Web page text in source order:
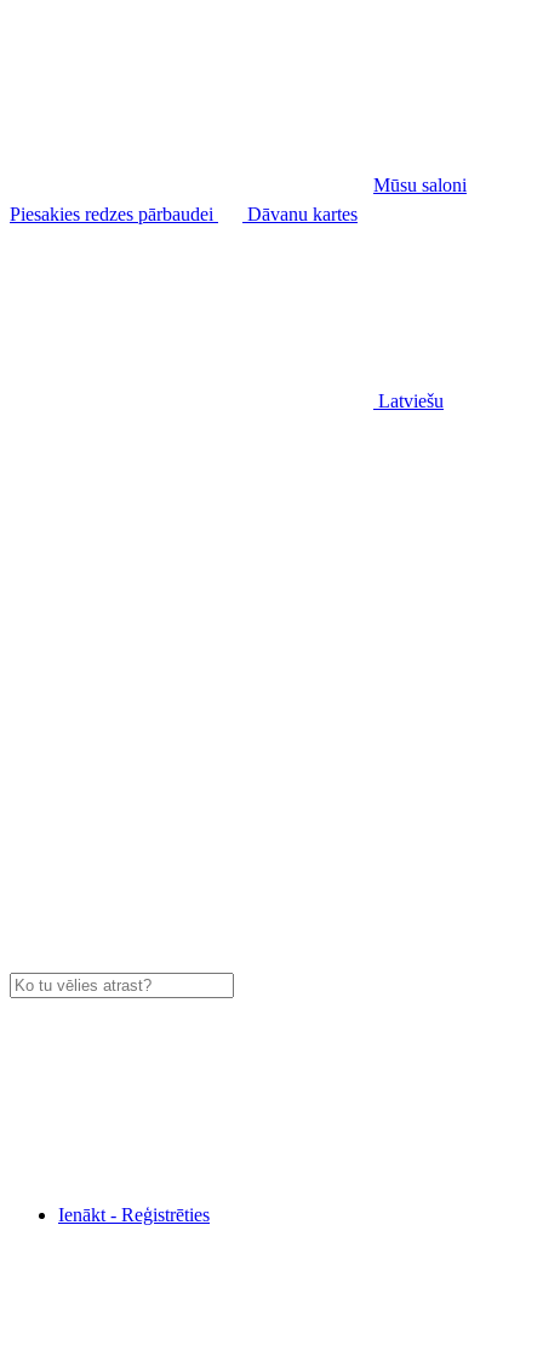
Mūsu saloni
Piesakies redzes pārbaudei
Dāvanu kartes
Latviešu
Ienākt - Reģistrēties